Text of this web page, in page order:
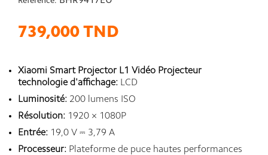
739,000 TND
Xiaomi Smart Projector L1 Vidéo Projecteur
technologie d'affichage: LCD
Luminosité: 200 lumens ISO
Résolution: 1920 × 1080P
Entrée: 19,0 V ⎓ 3,79 A
Processeur: Plateforme de puce hautes performances